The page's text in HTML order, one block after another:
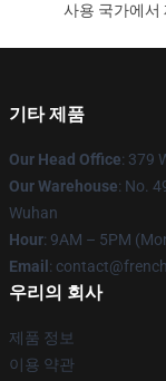
사용 국가에서
기타 제품
Our Head Office: 379
Our Warehouse: No.
Wuhan
Hour: 9AM – 5PM
Email :
우리의 회사
제품 정보
이용 약관